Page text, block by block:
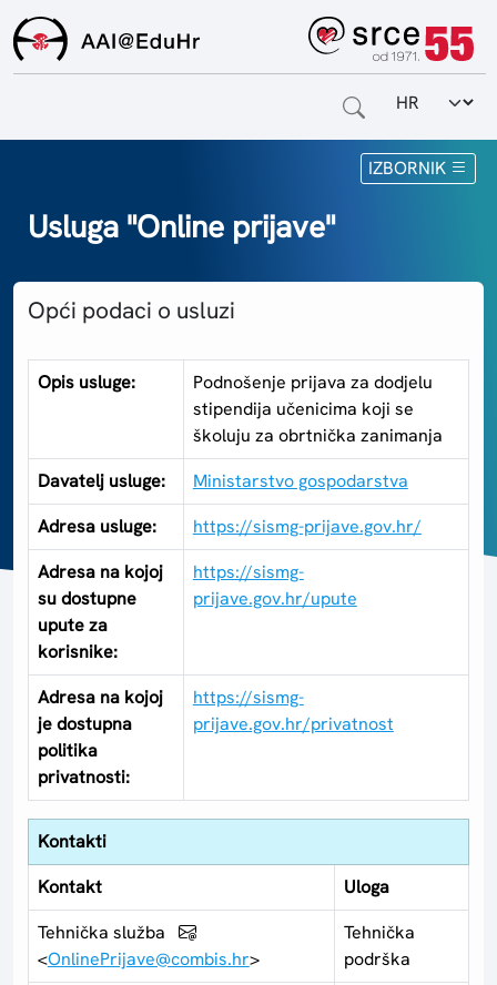
Odabir
IZBORNIK
Za krajnje korisnike
Za matične ustanove
O sustavu
Kontakt
Usluga "Online prijave"
Opći podaci o usluzi
Opis usluge:
Podnošenje prijava za dodjelu
stipendija učenicima koji se
školuju za obrtnička zanimanja
Davatelj usluge:
Ministarstvo gospodarstva
Adresa usluge:
https://sismg-prijave.gov.hr/
Adresa na kojoj
su dostupne
upute za
korisnike:
https://sismg-
prijave.gov.hr/upute
Adresa na kojoj
je dostupna
politika
privatnosti:
https://sismg-
prijave.gov.hr/privatnost
Kontakti
Kontakt
Uloga
Tehnička služba
<OnlinePrijave@combis.hr>
Tehnička
podrška